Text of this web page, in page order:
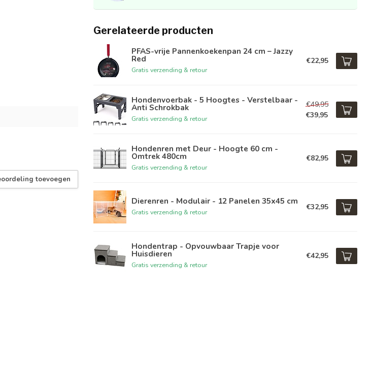
toevoegen
Gerelateerde producten
PFAS-vrije Pannenkoekenpan 24 cm – Jazzy
Red
Gratis verzending & retour
€22,95
Hondenvoerbak - 5 Hoogtes - Verstelbaar -
Anti Schrokbak
Gratis verzending & retour
€49,95
€39,95
Hondenren met Deur - Hoogte 60 cm -
Omtrek 480cm
Gratis verzending & retour
€82,95
Dierenren - Modulair - 12 Panelen 35x45 cm
Gratis verzending & retour
€32,95
Hondentrap - Opvouwbaar Trapje voor
Huisdieren
Gratis verzending & retour
€42,95